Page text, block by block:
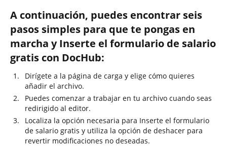
A continuación, puedes encontrar seis
pasos simples para que te pongas en
marcha y Inserte el formulario de salario
gratis con DocHub:
Dirígete a la página de carga y elige cómo quieres
añadir el archivo.
Puedes comenzar a trabajar en tu archivo cuando seas
redirigido al editor.
Localiza la opción necesaria para Inserte el formulario
de salario gratis y utiliza la opción de deshacer para
revertir modificaciones no deseadas.